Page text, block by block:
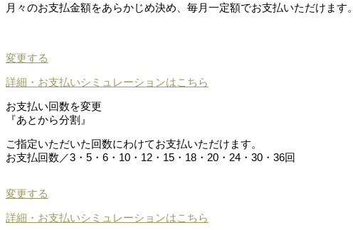
月々のお支払金額をあらかじめ決め、毎月一定額でお支払いただけます。
変更する
詳細・お支払いシミュレーションはこちら
お支払い回数を変更
『あとから分割』
ご指定いただいた回数にわけてお支払いただけます。
お支払回数／3・5・6・10・12・15・18・20・24・30・36回
変更する
詳細・お支払いシミュレーションはこちら